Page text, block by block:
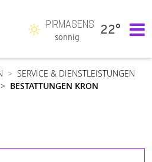
PIRMASENS
sonnig
22°
SERVICE & DIENSTLEISTUNGEN
BESTATTUNGEN KRON